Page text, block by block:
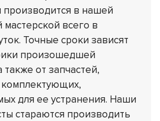
производится в нашей
мастерской всего в
Точные сроки зависят
произошедшей
также от запчастей,
комплектующих,
для ее устранения. Наши
стараются производить